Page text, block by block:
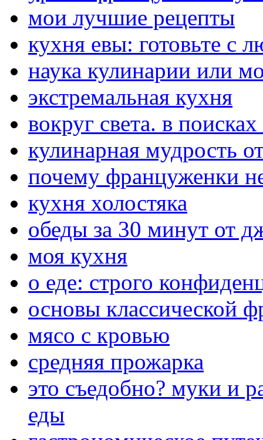
мои лучшие рецепты
кухня евы: готовьте с
наука кулинарии или
экстремальная кухня
вокруг света. в
кулинарная мудрость
почему француженки
кухня холостяка
обеды за 30 минут от
моя кухня
о еде: строго
основы классической
мясо с кровью
средняя прожарка
это съедобно? муки и
еды